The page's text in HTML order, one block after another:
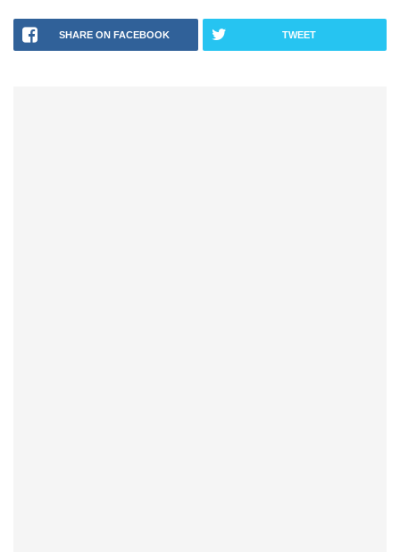
SHARE ON FACEBOOK TWEET